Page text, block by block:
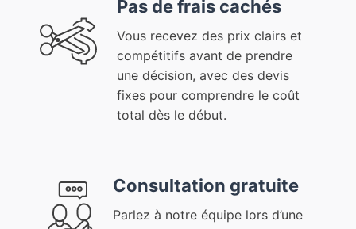
Pas de frais cachés
Vous recevez des prix clairs et
compétitifs avant de prendre
une décision, avec des devis
fixes pour comprendre le coût
total dès le début.
Consultation gratuite
Parlez à notre équipe lors d’une